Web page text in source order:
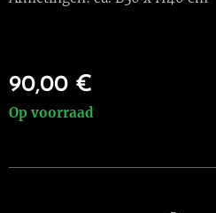
90,00 €
Op voorraad